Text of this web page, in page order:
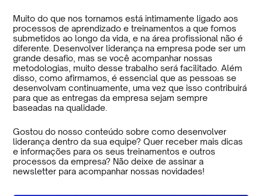
Muito do que nos tornamos está intimamente ligado aos
processos de aprendizado e treinamentos a que fomos
submetidos ao longo da vida, e na área profissional não é
diferente. Desenvolver liderança na empresa pode ser um
grande desafio, mas se você acompanhar nossas
metodologias, muito desse trabalho será facilitado. Além
disso, como afirmamos, é essencial que as pessoas se
desenvolvam continuamente, uma vez que isso contribuirá
para que as entregas da empresa sejam sempre
baseadas na qualidade.
Gostou do nosso conteúdo sobre como desenvolver
liderança dentro da sua equipe? Quer receber mais dicas
e informações para os seus treinamentos e outros
processos da empresa? Não deixe de assinar a
newsletter para acompanhar nossas novidades!